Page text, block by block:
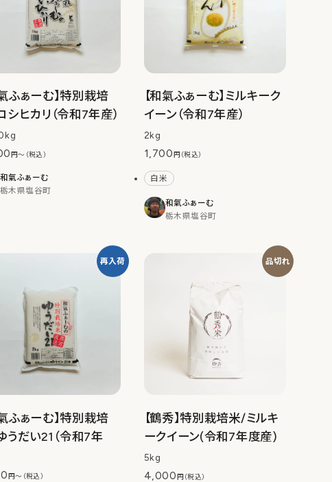
氣ふぁーむ】特別栽培
シヒカリ（令和7年産）
円〜（税込）
和氣ふぁーむ
栃木県塩谷町
【和氣ふぁーむ】ミルキーク
イーン（令和7年産）
2kg
1,700 円（税込）
白米
和氣ふぁーむ
栃木県塩谷町
再入荷
氣ふぁーむ】特別栽培
うだい21（令和7年
円〜（税込）
品切れ
【鶴秀】特別栽培米/ミルキ
ークイーン(令和7年度産)
5kg
4,000 円（税込）